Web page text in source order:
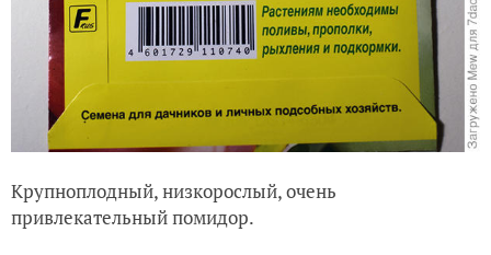
Крупноплодный, низкорослый, очень
привлекательный помидор.